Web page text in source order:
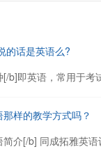
的话是英语么?
样的教学方式吗？